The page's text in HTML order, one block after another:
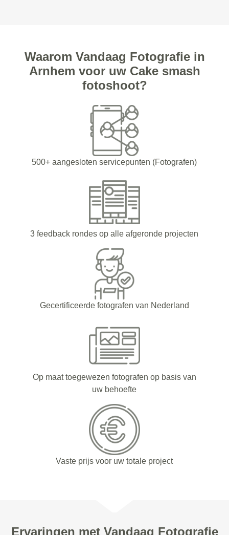
Waarom Vandaag Fotografie in
Arnhem voor uw Cake smash
fotoshoot?
500+ aangesloten servicepunten (Fotografen)
3 feedback rondes op alle afgeronde projecten
Gecertificeerde fotografen van Nederland
Op maat toegewezen fotografen op basis van
uw behoefte
Vaste prijs voor uw totale project
Ervaringen met Vandaag Fotografie